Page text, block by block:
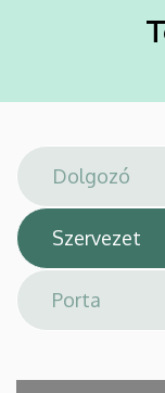
hely